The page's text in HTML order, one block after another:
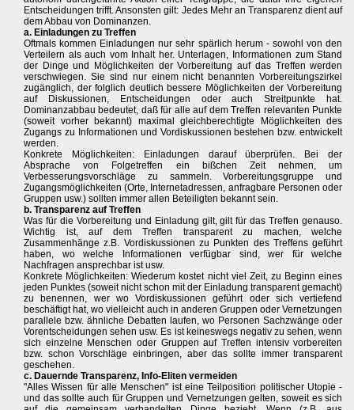
Entscheidungen trifft. Ansonsten gilt: Jedes Mehr an Transparenz dient auf
dem Abbau von Dominanzen.
a. Einladungen zu Treffen
Oftmals kommen Einladungen nur sehr spärlich herum - sowohl von den
Verteilern als auch vom Inhalt her. Unterlagen, Informationen zum Stand
der Dinge und Möglichkeiten der Vorbereitung auf das Treffen werden
verschwiegen. Sie sind nur einem nicht benannten Vorbereitungszirkel
zugänglich, der folglich deutlich bessere Möglichkeiten der Vorbereitung
auf Diskussionen, Entscheidungen oder auch Streitpunkte hat.
Dominanzabbau bedeutet, daß für alle auf dem Treffen relevanten Punkte
(soweit vorher bekannt) maximal gleichberechtigte Möglichkeiten des
Zugangs zu Informationen und Vordiskussionen bestehen bzw. entwickelt
werden.
Konkrete Möglichkeiten: Einladungen darauf überprüfen. Bei der
Absprache von Folgetreffen ein bißchen Zeit nehmen, um
Verbesserungsvorschläge zu sammeln. Vorbereitungsgruppe und
Zugangsmöglichkeiten (Orte, Internetadressen, anfragbare Personen oder
Gruppen usw.) sollten immer allen Beteiligten bekannt sein.
b. Transparenz auf Treffen
Was für die Vorbereitung und Einladung gilt, gilt für das Treffen genauso.
Wichtig ist, auf dem Treffen transparent zu machen, welche
Zusammenhänge z.B. Vordiskussionen zu Punkten des Treffens geführt
haben, wo welche Informationen verfügbar sind, wer für welche
Nachfragen ansprechbar ist usw.
Konkrete Möglichkeiten: Wiederum kostet nicht viel Zeit, zu Beginn eines
jeden Punktes (soweit nicht schon mit der Einladung transparent gemacht)
zu benennen, wer wo Vordiskussionen geführt oder sich vertiefend
beschäftigt hat, wo vielleicht auch in anderen Gruppen oder Vernetzungen
parallele bzw. ähnliche Debatten laufen, wo Personen Sachzwänge oder
Vorentscheidungen sehen usw. Es ist keineswegs negativ zu sehen, wenn
sich einzelne Menschen oder Gruppen auf Treffen intensiv vorbereiten
bzw. schon Vorschläge einbringen, aber das sollte immer transparent
geschehen.
c. Dauernde Transparenz, Info-Eliten vermeiden
"Alles Wissen für alle Menschen" ist eine Teilposition politischer Utopie -
und das sollte auch für Gruppen und Vernetzungen gelten, soweit es sich